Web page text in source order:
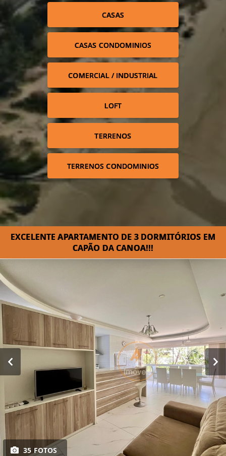
CASAS
CASAS CONDOMINIOS
COMERCIAL / INDUSTRIAL
LOFT
TERRENOS
TERRENOS CONDOMINIOS
EXCELENTE APARTAMENTO DE 3 DORMITÓRIOS EM
CAPÃO DA CANOA!!!
35 FOTOS